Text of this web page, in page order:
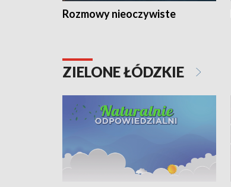
Rozmowy nieoczywiste
ZIELONE ŁÓDZKIE